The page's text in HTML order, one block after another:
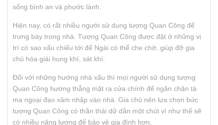
sống bình an và phước lành.
Hiện nay, có rất nhiều người sử dụng tượng Quan Công để
trưng bày trong nhà. Tượng Quan Công được đặt ở những vị
trí có sao xấu chiếu tới để Ngài có thể che chở, giúp đỡ gia
chủ hóa giải hung khí, sát khí.
Đối với những hướng nhà xấu thì mọi người sử dụng tượng
Quan Công hướng thẳng mặt ra cửa chính để ngăn chặn tà
ma ngoại đạo xâm nhập vào nhà. Gia chủ nên lựa chọn bức
tượng Quan Công có thần thái dữ dằn một chút vì như thế sẽ
có nhiều năng lượng để bảo vệ gia đình hơn.